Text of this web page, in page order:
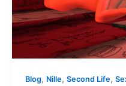
Blog, Nille, Second Life,